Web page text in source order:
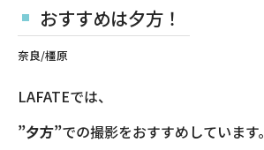
おすすめは夕方！
奈良/橿原
LAFATEでは、
”夕方”での撮影をおすすめしています。